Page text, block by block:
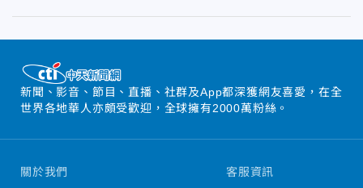
新聞、影音、節目、直播、社群及App都深獲網友喜愛，在全
世界各地華人亦頗受歡迎，全球擁有2000萬粉絲。
關於我們 客服資訊